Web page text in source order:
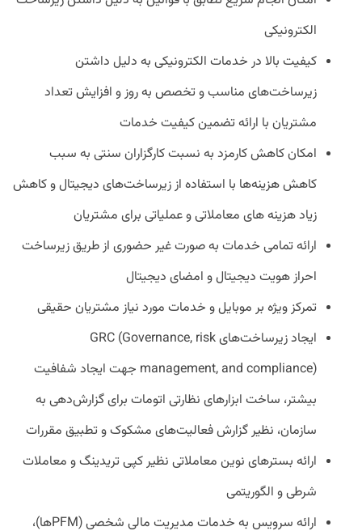
الکترونیکی
کیفیت بالا در خدمات الکترونیکی به دلیل داشتن
زیرساخت‌های مناسب و تخصص به روز و افزایش تعداد
مشتریان با ارائه تضمین کیفیت خدمات
امکان کاهش کارمزد به نسبت کارگزاران سنتی به سبب
کاهش هزینه‌ها با استفاده از زیرساخت‌های دیجیتال و کاهش
زیاد هزینه های معاملاتی و عملیاتی برای مشتریان
ارائه تمامی خدمات به صورت غیر حضوری از طریق زیرساخت
احراز هویت دیجیتال و امضای دیجیتال
تمرکز ویژه بر موبایل و خدمات مورد نیاز مشتریان حقیقی
ایجاد زیرساخت‌های GRC (Governance, risk
management, and compliance) جهت ایجاد شفافیت
بیشتر، ساخت ابزارهای نظارتی اتومات برای گزارش‌دهی به
سازمان، نظیر گزارش فعالیت‌های مشکوک و تطبیق مقررات
ارائه بسترهای نوین معاملاتی نظیر کپی تریدینگ و معاملات
شرطی و الگوریتمی
ارائه سرویس به خدمات مدیریت مالی شخصی (PFMها)،